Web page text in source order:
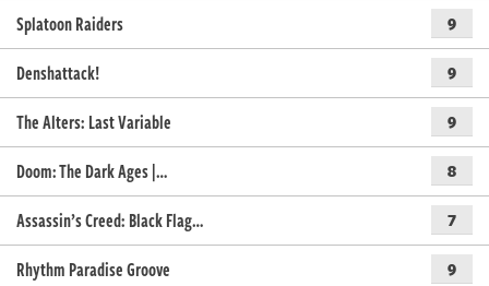
Splatoon Raiders 9
Denshattack! 9
The Alters: Last Variable 9
Doom: The Dark Ages |… 8
Assassin’s Creed: Black Flag… 7
Rhythm Paradise Groove 9